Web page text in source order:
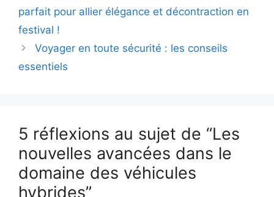
parfait pour allier élégance et décontraction en
festival !
Voyager en toute sécurité : les conseils
essentiels
5 réflexions au sujet de “Les
nouvelles avancées dans le
domaine des véhicules
hybrides”